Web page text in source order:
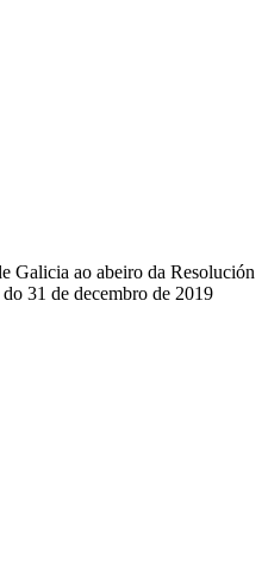
Galicia ao abeiro da Resolución
31 de decembro de 2019